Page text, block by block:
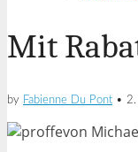
Mit
by Fabienne Du Pont •
von